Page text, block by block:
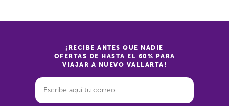
¡RECIBE ANTES QUE NADIE
OFERTAS DE HASTA EL 60% PARA
VIAJAR A NUEVO VALLARTA!